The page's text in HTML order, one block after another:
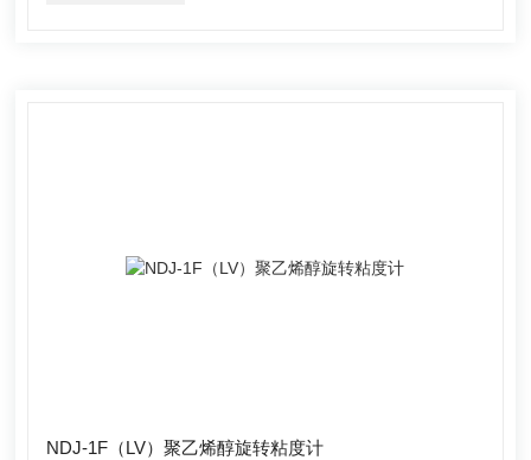
NDJ-1F（LV）聚乙烯醇旋转粘度计